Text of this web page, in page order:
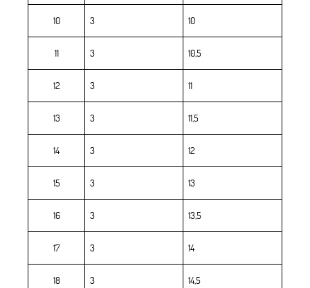
10 3 10
11 3 10,5
12 3 11
13 3 11,5
14 3 12
15 3 13
16 3 13,5
17 3 14
18 3 14,5